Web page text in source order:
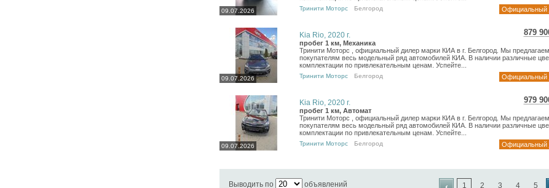
09.07.2026 Тринити Моторс Белгород Официальный
09.07.2026
879
12
Kia Rio, 2020 г.
пробег 1 км, Механика
Тринити Моторс , официальный дилер марки КИА в г. Белгород. Мы предлагаем
покупателям весь модельный ряд автомобилей КИА. В наличии различные
комплектации по привлекательным ценам. Успейте...
Тринити Моторс Белгород Официальный
09.07.2026
979
14
Kia Rio, 2020 г.
пробег 1 км, Автомат
Тринити Моторс , официальный дилер марки КИА в г. Белгород. Мы предлагаем
покупателям весь модельный ряд автомобилей КИА. В наличии различные
комплектации по привлекательным ценам. Успейте...
Тринити Моторс Белгород Официальный
Выводить по объявлений 1 2 3 4 5